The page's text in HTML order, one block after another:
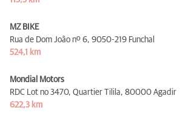
MZ BIKE
Rua de Dom João nº 6, 9050-219 Funchal
524,1 km
Mondial Motors
RDC Lot no 3470, Quartier Tilila, 80000 Agadir
622,3 km